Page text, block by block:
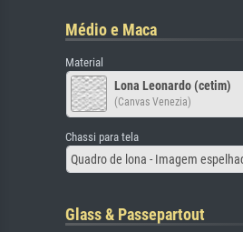
Médio e Maca
Material
Lona Leonardo (cetim)
(Canvas Venezia)
Chassi para tela
Quadro de lona - Imagem
Glass & Passepartout